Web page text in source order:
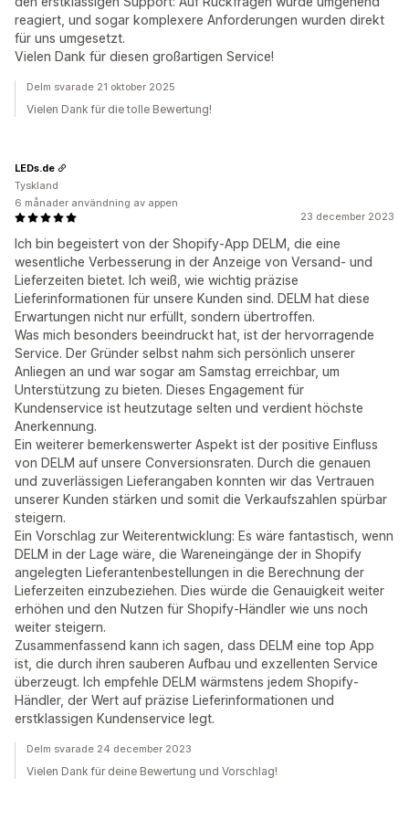
reagiert, und sogar komplexere Anforderungen wurden direkt
für uns umgesetzt.
Vielen Dank für diesen großartigen Service!
Delm svarade 21 oktober 2025
Vielen Dank für die tolle Bewertung!
23 december 2023
Ich bin begeistert von der Shopify-App DELM, die eine
wesentliche Verbesserung in der Anzeige von Versand- und
Lieferzeiten bietet. Ich weiß, wie wichtig präzise
Lieferinformationen für unsere Kunden sind. DELM hat diese
Erwartungen nicht nur erfüllt, sondern übertroffen.
Was mich besonders beeindruckt hat, ist der hervorragende
Service. Der Gründer selbst nahm sich persönlich unserer
Anliegen an und war sogar am Samstag erreichbar, um
Unterstützung zu bieten. Dieses Engagement für
Kundenservice ist heutzutage selten und verdient höchste
Anerkennung.
Ein weiterer bemerkenswerter Aspekt ist der positive Einfluss
von DELM auf unsere Conversionsraten. Durch die genauen
und zuverlässigen Lieferangaben konnten wir das Vertrauen
unserer Kunden stärken und somit die Verkaufszahlen spürbar
steigern.
Ein Vorschlag zur Weiterentwicklung: Es wäre fantastisch, wenn
DELM in der Lage wäre, die Wareneingänge der in Shopify
angelegten Lieferantenbestellungen in die Berechnung der
Lieferzeiten einzubeziehen. Dies würde die Genauigkeit weiter
erhöhen und den Nutzen für Shopify-Händler wie uns noch
weiter steigern.
Zusammenfassend kann ich sagen, dass DELM eine top App
ist, die durch ihren sauberen Aufbau und exzellenten Service
überzeugt. Ich empfehle DELM wärmstens jedem Shopify-
Händler, der Wert auf präzise Lieferinformationen und
erstklassigen Kundenservice legt.
LEDs.de
Tyskland
6 månader användning av appen
Delm svarade 24 december 2023
Vielen Dank für deine Bewertung und Vorschlag!